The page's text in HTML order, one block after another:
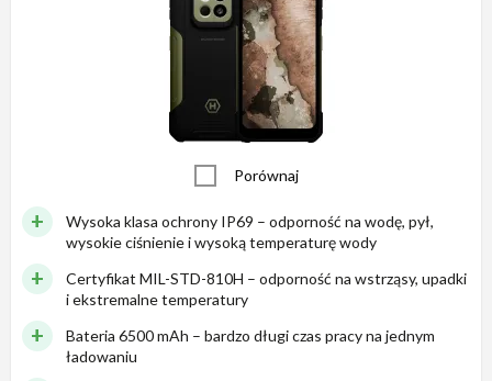
Porównaj
Wysoka klasa ochrony IP69 – odporność na wodę, pył,
wysokie ciśnienie i wysoką temperaturę wody
Certyfikat MIL-STD-810H – odporność na wstrząsy, upadki
i ekstremalne temperatury
Bateria 6500 mAh – bardzo długi czas pracy na jednym
ładowaniu